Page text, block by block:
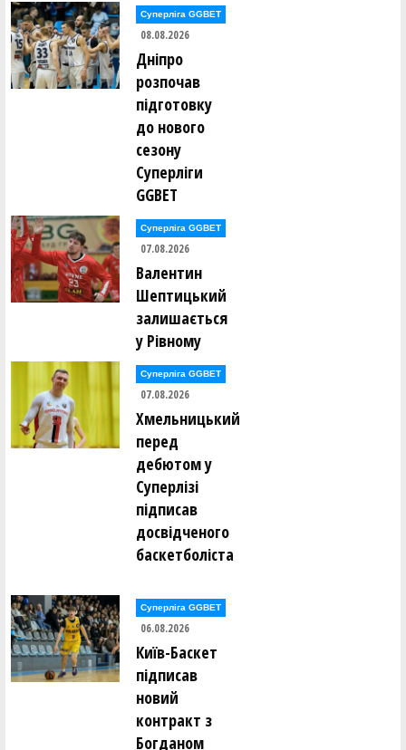
Владислав Делібалт ()
Єгор Дербенцев ()
Федір Добровольский ()
Сергій Долованюк ()
Олександр Доценко ()
Володимир Драбіковський ()
Анастасія Дубова ()
Володимир Євпак ()
Леонід Євстратьєв ()
Антоніна Єгорова ()
Сергій Єльшов ()
Олександр Єрьоменко ()
Олексій Жидков ()
Євген Заікін ()
Владислав Закіров ()
Олександр Закревський ()
Валерій Залевський ()
Нікіта Захарченко ()
Леонід Зелінський ()
Костянтин Іванов ()
Денис Івахнін ()
Ігор Іващенко ()
Антон Івченко ()
Владислав Ісаченко ()
Станіслав Каковкін ()
Суперліга GGBET
08.08.2026
Дніпро
розпочав
підготовку
до нового
сезону
Суперліги
GGBET
Суперліга GGBET
07.08.2026
Валентин
Шептицький
залишається
у Рівному
Суперліга GGBET
07.08.2026
Хмельницький
перед
дебютом у
Суперлізі
підписав
досвідченого
баскетболіста
Суперліга GGBET
06.08.2026
Київ-Баскет
підписав
новий
контракт з
Богданом